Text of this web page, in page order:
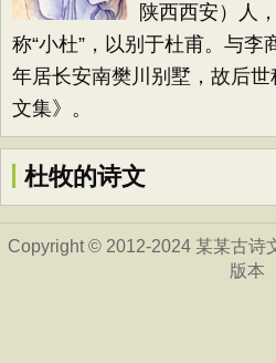
陕西西安）人
称“小杜”，以别于杜甫。与李
年居长安南樊川别墅，故后世
文集》。
杜牧的诗文
Copyright © 2012-2024 某某古诗
版本